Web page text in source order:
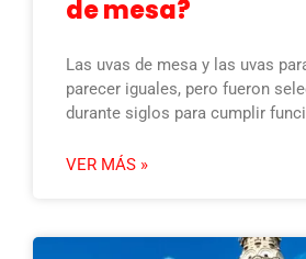
de mesa?
Las uvas de mesa y las uvas
parecer iguales, pero fueron
durante siglos para cumplir
VER MÁS »